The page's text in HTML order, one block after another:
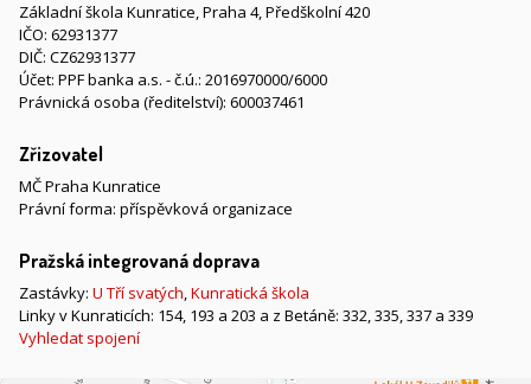
Základní škola Kunratice, Praha 4, Předškolní 420
IČO: 62931377
DIČ: CZ62931377
Účet: PPF banka a.s. - č.ú.: 2016970000/6000
Právnická osoba (ředitelství): 600037461
Zřizovatel
MČ Praha Kunratice
Právní forma: příspěvková organizace
Pražská integrovaná doprava
Zastávky: U Tří svatých,Kunratická škola
Linky v Kunraticích: 154, 193 a 203 a z Betáně: 332, 335, 337 a 339
Vyhledat spojení